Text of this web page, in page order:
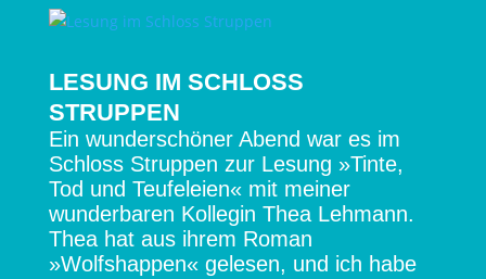
LESUNG IM SCHLOSS
STRUPPEN
Ein wunderschöner Abend war es im
Schloss Struppen zur Lesung »Tinte,
Tod und Teufeleien« mit meiner
wunderbaren Kollegin Thea Lehmann.
Thea hat aus ihrem Roman
»Wolfshappen« gelesen, und ich habe